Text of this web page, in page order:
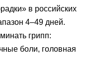
в российских
4–49 дней.
грипп:
боли, головная